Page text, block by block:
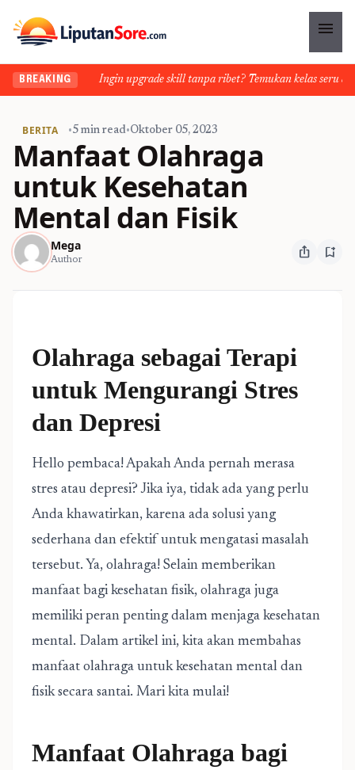
menu
BREAKING Ingin upgrade skill tanpa ribet? Temukan kelas seru
BERITA •5 min read•Oktober 05, 2023
Manfaat Olahraga
untuk Kesehatan
Mental dan Fisik
Mega
Author ios_share bookmark_add
Olahraga sebagai Terapi
untuk Mengurangi Stres
dan Depresi
Hello pembaca! Apakah Anda pernah merasa
stres atau depresi? Jika iya, tidak ada yang perlu
Anda khawatirkan, karena ada solusi yang
sederhana dan efektif untuk mengatasi masalah
tersebut. Ya, olahraga! Selain memberikan
manfaat bagi kesehatan fisik, olahraga juga
memiliki peran penting dalam menjaga kesehatan
mental. Dalam artikel ini, kita akan membahas
manfaat olahraga untuk kesehatan mental dan
fisik secara santai. Mari kita mulai!
Manfaat Olahraga bagi